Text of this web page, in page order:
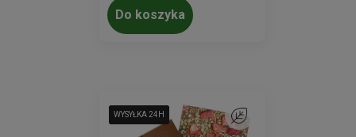
Do koszyka
WYSYŁKA 24H
WYSYŁKA 24H
WYSYŁKA 24H
WYSYŁKA 24H Do ulubionych